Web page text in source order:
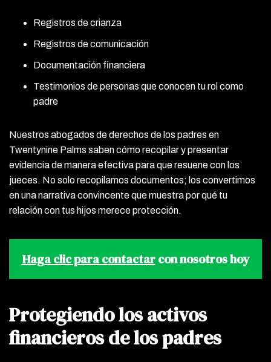
Registros de crianza
Registros de comunicación
Documentación financiera
Testimonios de personas que conocen tu rol como
padre
Nuestros abogados de derechos de los padres en
Twentynine Palms saben cómo recopilar y presentar
evidencia de manera efectiva para que resuene con los
jueces. No solo recopilamos documentos; los convertimos
en una narrativa convincente que muestra por qué tu
relación con tus hijos merece protección.
Haga clic para contactarcon nosotros hoy
Protegiendo los activos
financieros de los padres